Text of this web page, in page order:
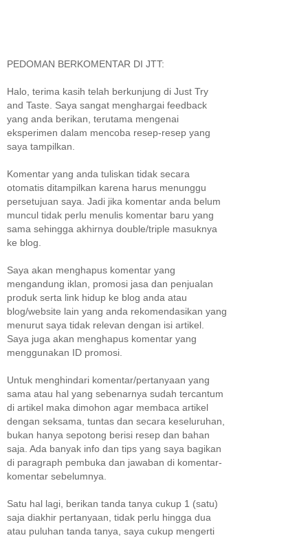
PEDOMAN BERKOMENTAR DI JTT:
Halo, terima kasih telah berkunjung di Just Try
and Taste. Saya sangat menghargai feedback
yang anda berikan, terutama mengenai
eksperimen dalam mencoba resep-resep yang
saya tampilkan.
Komentar yang anda tuliskan tidak secara
otomatis ditampilkan karena harus menunggu
persetujuan saya. Jadi jika komentar anda belum
muncul tidak perlu menulis komentar baru yang
sama sehingga akhirnya double/triple masuknya
ke blog.
Saya akan menghapus komentar yang
mengandung iklan, promosi jasa dan penjualan
produk serta link hidup ke blog anda atau
blog/website lain yang anda rekomendasikan yang
menurut saya tidak relevan dengan isi artikel.
Saya juga akan menghapus komentar yang
menggunakan ID promosi.
Untuk menghindari komentar/pertanyaan yang
sama atau hal yang sebenarnya sudah tercantum
di artikel maka dimohon agar membaca artikel
dengan seksama, tuntas dan secara keseluruhan,
bukan hanya sepotong berisi resep dan bahan
saja. Ada banyak info dan tips yang saya bagikan
di paragraph pembuka dan jawaban di komentar-
komentar sebelumnya.
Satu hal lagi, berikan tanda tanya cukup 1 (satu)
saja diakhir pertanyaan, tidak perlu hingga dua
atau puluhan tanda tanya, saya cukup mengerti